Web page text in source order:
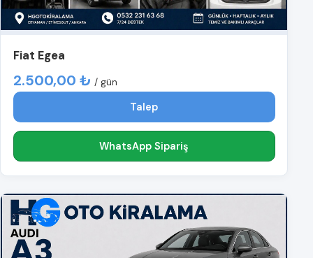
Fiat Egea
2.500,00 ₺ / gün
Talep
WhatsApp Sipariş